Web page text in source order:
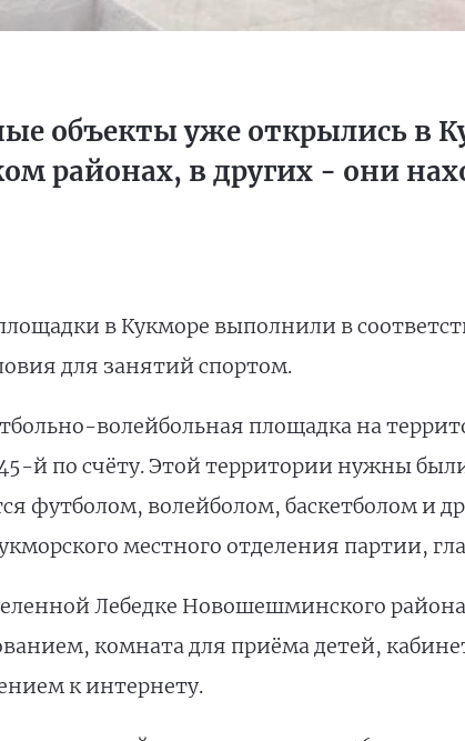
объекты уже открылись в
районах, в других - они
в Кукморе выполнили в
для занятий спортом.
волейбольная площадка на
й по счёту. Этой территории нужны
футболом, волейболом, баскетболом и
местного отделения партии,
Лебедке Новошешминского
комната для приёма детей,
к интернету.